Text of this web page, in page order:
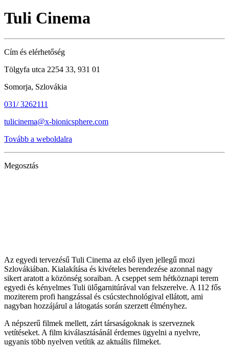
Tuli Cinema
Cím és elérhetőség
Tölgyfa utca 2254 33, 931 01
Somorja, Szlovákia
031/ 3262111
tulicinema@x-bionicsphere.com
Tovább a weboldalra
Megosztás
Az egyedi tervezésű Tuli Cinema az első ilyen jellegű mozi
Szlovákiában. Kialakítása és kivételes berendezése azonnal nagy
sikert aratott a közönség soraiban. A cseppet sem hétköznapi terem
egyedi és kényelmes Tuli ülőgarnitúrával van felszerelve. A 112 fős
moziterem profi hangzással és csúcstechnológival ellátott, ami
nagyban hozzájárul a látogatás során szerzett élményhez.
A népszerű filmek mellett, zárt társaságoknak is szerveznek
vetítéseket. A film kiválasztásánál érdemes ügyelni a nyelvre,
ugyanis több nyelven vetítik az aktuális filmeket.